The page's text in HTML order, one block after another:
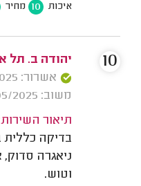
איכות 10 מחיר
יהודה ב. תל
אשרור: 19/07/2025
משוב: 24/05/2025
תיאור
בדיקה כללית
ניאגרה סדוק,
וטוש.
10